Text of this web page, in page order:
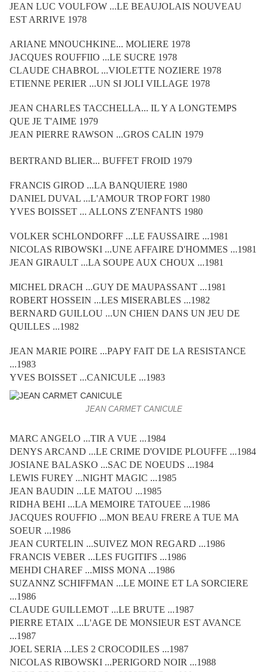
JEAN LUC VOULFOW ...LE BEAUJOLAIS NOUVEAU
EST ARRIVE 1978
ARIANE MNOUCHKINE... MOLIERE 1978
JACQUES ROUFFIIO ...LE SUCRE 1978
CLAUDE CHABROL ...VIOLETTE NOZIERE 1978
ETIENNE PERIER ...UN SI JOLI VILLAGE 1978
JEAN CHARLES TACCHELLA... IL Y A LONGTEMPS
QUE JE T'AIME 1979
JEAN PIERRE RAWSON ...GROS CALIN 1979
BERTRAND BLIER... BUFFET FROID 1979
FRANCIS GIROD ...LA BANQUIERE 1980
DANIEL DUVAL ...L'AMOUR TROP FORT 1980
YVES BOISSET ... ALLONS Z'ENFANTS 1980
VOLKER SCHLONDORFF ...LE FAUSSAIRE ...1981
NICOLAS RIBOWSKI ...UNE AFFAIRE D'HOMMES ...1981
JEAN GIRAULT ...LA SOUPE AUX CHOUX ...1981
MICHEL DRACH ...GUY DE MAUPASSANT ...1981
ROBERT HOSSEIN ...LES MISERABLES ...1982
BERNARD GUILLOU ...UN CHIEN DANS UN JEU DE
QUILLES ...1982
JEAN MARIE POIRE ...PAPY FAIT DE LA RESISTANCE
...1983
YVES BOISSET ...CANICULE ...1983
JEAN CARMET CANICULE
MARC ANGELO ...TIR A VUE ...1984
DENYS ARCAND ...LE CRIME D'OVIDE PLOUFFE ...1984
JOSIANE BALASKO ...SAC DE NOEUDS ...1984
LEWIS FUREY ...NIGHT MAGIC ...1985
JEAN BAUDIN ...LE MATOU ...1985
RIDHA BEHI ...LA MEMOIRE TATOUEE ...1986
JACQUES ROUFFIO ...MON BEAU FRERE A TUE MA
SOEUR ...1986
JEAN CURTELIN ...SUIVEZ MON REGARD ...1986
FRANCIS VEBER ...LES FUGITIFS ...1986
MEHDI CHAREF ...MISS MONA ...1986
SUZANNZ SCHIFFMAN ...LE MOINE ET LA SORCIERE
...1986
CLAUDE GUILLEMOT ...LE BRUTE ...1987
PIERRE ETAIX ...L'AGE DE MONSIEUR EST AVANCE
...1987
JOEL SERIA ...LES 2 CROCODILES ...1987
NICOLAS RIBOWSKI ...PERIGORD NOIR ...1988